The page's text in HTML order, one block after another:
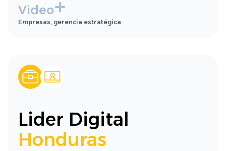
Video
Empresas, gerencia estratégica.
Lider Digital
Honduras